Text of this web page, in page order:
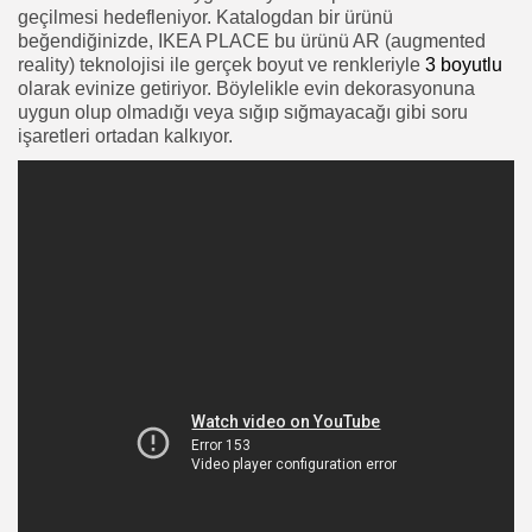
geçilmesi hedefleniyor. Katalogdan bir ürünü
beğendiğinizde, IKEA PLACE bu ürünü AR (augmented
reality) teknolojisi ile gerçek boyut ve renkleriyle 3 boyutlu
olarak evinize getiriyor. Böylelikle evin dekorasyonuna
uygun olup olmadığı veya sığıp sığmayacağı gibi soru
işaretleri ortadan kalkıyor.